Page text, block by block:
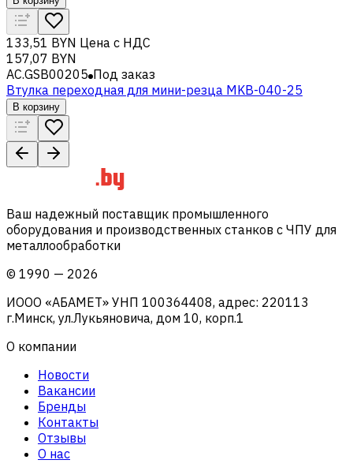
133,51 BYN Цена с НДС
157,07 BYN
AC.GSB00205 Под заказ
Втулка переходная для мини-резца MKB-040-25
В корзину
Ваш надежный поставщик промышленного
оборудования и производственных станков с ЧПУ для
металлообработки
© 1990 — 2026
ИООО «АБАМЕТ» УНП 100364408, адрес: 220113
г.Минск, ул.Лукьяновича, дом 10, корп.1
О компании
Новости
Вакансии
Бренды
Контакты
Отзывы
О нас